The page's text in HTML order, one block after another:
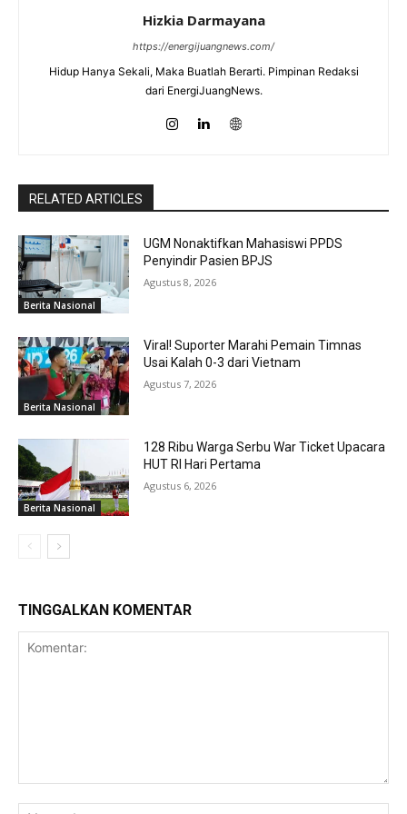
Hizkia Darmayana
https://energijuangnews.com/
Hidup Hanya Sekali, Maka Buatlah Berarti. Pimpinan Redaksi
dari EnergiJuangNews.
RELATED ARTICLES
Berita Nasional
UGM Nonaktifkan Mahasiswi PPDS
Penyindir Pasien BPJS
Agustus 8, 2026
Berita Nasional
Viral! Suporter Marahi Pemain Timnas
Usai Kalah 0-3 dari Vietnam
Agustus 7, 2026
Berita Nasional
128 Ribu Warga Serbu War Ticket Upacara
HUT RI Hari Pertama
Agustus 6, 2026
TINGGALKAN KOMENTAR